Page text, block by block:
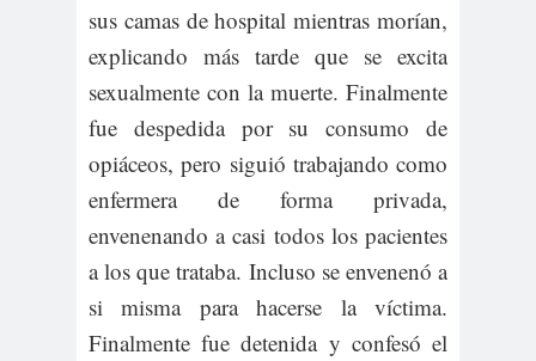
sus camas de hospital mientras morían,
explicando más tarde que se excita
sexualmente con la muerte. Finalmente
fue despedida por su consumo de
opiáceos, pero siguió trabajando como
enfermera de forma privada,
envenenando a casi todos los pacientes
a los que trataba. Incluso se envenenó a
si misma para hacerse la víctima.
Finalmente fue detenida y confesó el